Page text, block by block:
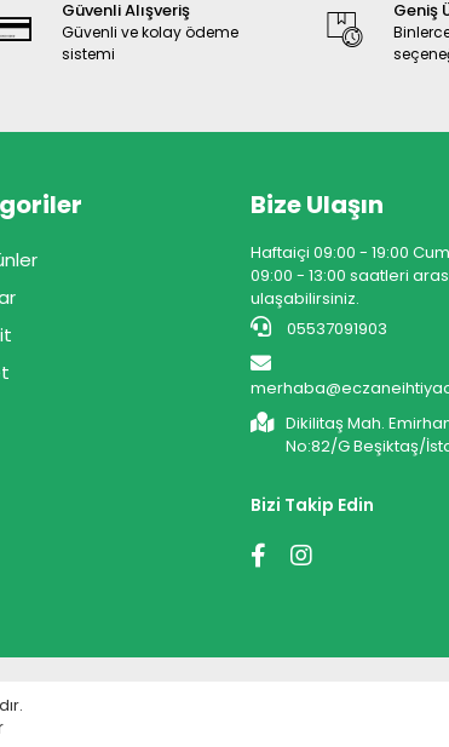
Güvenli Alışveriş
Güvenli ve kolay ödeme
sistemi
Geniş
Bize Ulaşın
Haftaiçi 09:00 - 19:00
09:00 - 13:00 saatleri
ulaşabilirsiniz.
05537091903
Dikilitaş Mah.
No:82/G Beşiktaş/
Bizi Takip Edin